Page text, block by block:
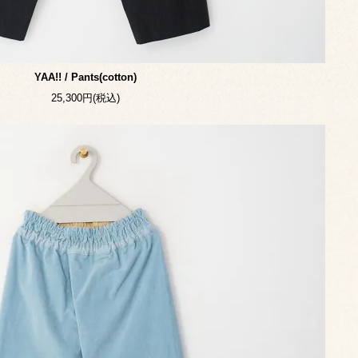
YAA!! / Pants(cotton)
25,300円(税込)